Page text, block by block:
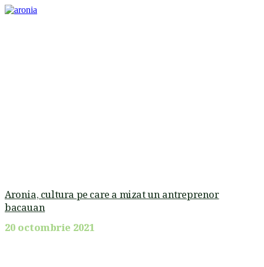
Aronia, cultura pe care a mizat un antreprenor
bacauan
20 octombrie 2021